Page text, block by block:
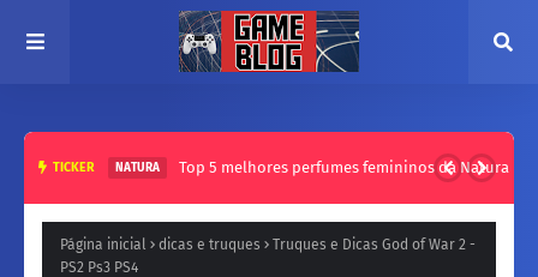
TICKER NATURA Top 5 melhores perfumes femininos da Natura
Página inicial dicas e truques
Truques e Dicas God of War 2 -
PS2 Ps3 PS4